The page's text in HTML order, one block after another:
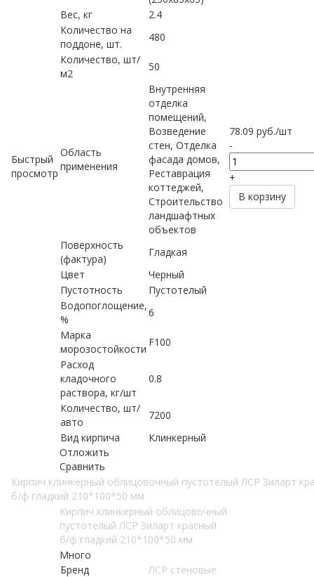
Быстрый
просмотр
Вес, кг
2.4
Количество на
поддоне, шт.
480
Количество, шт/
м2
50
Область
применения
Внутренняя
отделка
помещений,
Возведение
стен, Отделка
фасада домов,
Реставрация
коттеджей,
Строительство
ландшафтных
объектов
Поверхность
(фактура)
Гладкая
Цвет
Черный
Пустотность
Пустотелый
Водопоглощение,
%
6
Марка
морозостойкости
F100
Расход
кладочного
раствора, кг/шт
0.8
Количество, шт/
авто
7200
Вид кирпича
Клинкерный
Отложить
Сравнить
78.09 руб./шт
-
+
В корзину
Кирпич клинкерный облицовочный пустотелый ЛСР Зиларт
б/ф гладкий 210*100*50 мм
Кирпич клинкерный облицовочный
пустотелый ЛСР Зиларт красный
б/ф гладкий 210*100*50 мм
Много
Бренд
ЛСР стеновые